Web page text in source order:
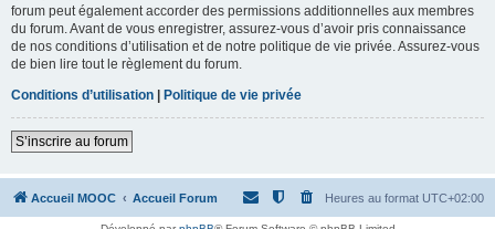
forum peut également accorder des permissions additionnelles aux membres
du forum. Avant de vous enregistrer, assurez-vous d’avoir pris connaissance
de nos conditions d’utilisation et de notre politique de vie privée. Assurez-vous
de bien lire tout le règlement du forum.
Conditions d’utilisation | Politique de vie privée
S’inscrire au forum
Accueil MOOC Accueil Forum Heures au format UTC+02:00